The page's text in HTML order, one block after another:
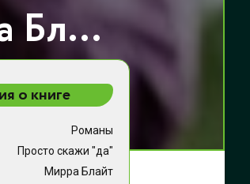
Просто скажи "да" - Мирра Блайт
о книге
Романы
Просто скажи "да"
Мирра Блайт